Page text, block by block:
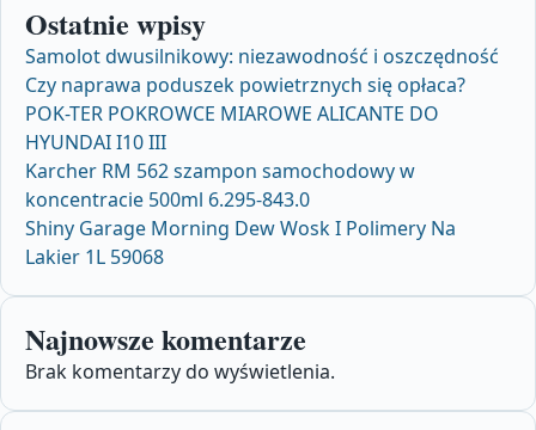
Ostatnie wpisy
Samolot dwusilnikowy: niezawodność i oszczędność
Czy naprawa poduszek powietrznych się opłaca?
POK-TER POKROWCE MIAROWE ALICANTE DO
HYUNDAI I10 III
Karcher RM 562 szampon samochodowy w
koncentracie 500ml 6.295-843.0
Shiny Garage Morning Dew Wosk I Polimery Na
Lakier 1L 59068
Najnowsze komentarze
Brak komentarzy do wyświetlenia.